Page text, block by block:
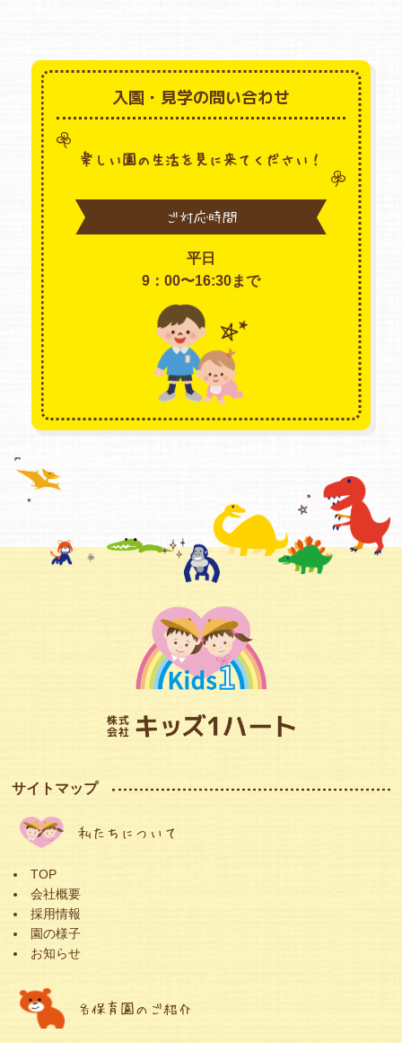
入園・見学の問い合わせ
楽しい園の生活を見に来てください！
ご対応時間
平日
9：00〜16:30まで
サイトマップ
私たちについて
TOP
会社概要
採用情報
園の様子
お知らせ
各保育園のご紹介